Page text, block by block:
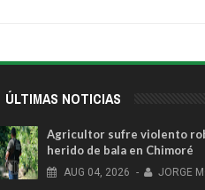
ÚLTIMAS NOTICIAS
Agricultor sufre violento
herido de bala en Chimoré
AUG 04, 2026 - JORGE